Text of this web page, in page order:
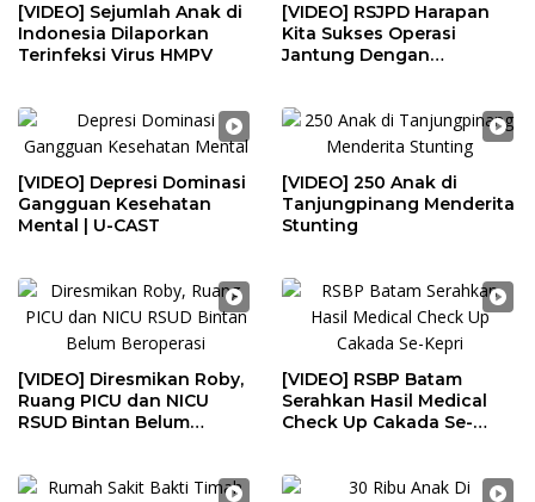
[VIDEO] Sejumlah Anak di
Indonesia Dilaporkan
Terinfeksi Virus HMPV
[VIDEO] RSJPD Harapan
Kita Sukses Operasi
Jantung Dengan
[VIDEO] Depresi Dominasi
Gangguan Kesehatan
Mental | U-CAST
[VIDEO] 250 Anak di
Tanjungpinang Menderita
Stunting
[VIDEO] Diresmikan Roby,
Ruang PICU dan NICU
RSUD Bintan Belum
[VIDEO] RSBP Batam
Serahkan Hasil Medical
Check Up Cakada Se-